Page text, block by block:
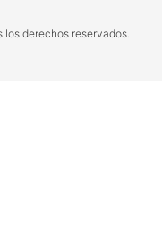
los derechos reservados.